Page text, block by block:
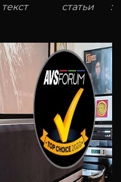
статьи :